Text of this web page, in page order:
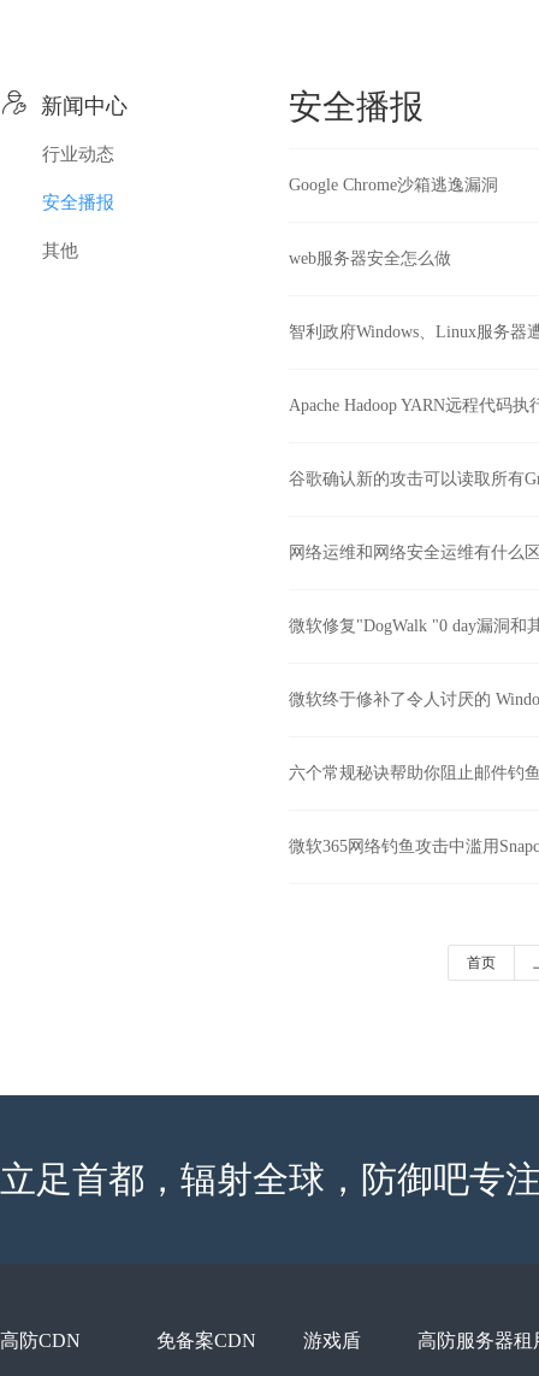
 新闻中心
行业动态
安全播报
其他
安全播报
Google Chrome沙箱逃逸漏洞
web服务器安全怎么做
智利政府Windows、Linux服务器
Apache Hadoop YARN远程代码执
谷歌确认新的攻击可以读取所有
网络运维和网络安全运维有什么
微软修复"DogWalk "0 day漏洞和
微软终于修补了令人讨厌的
六个常规秘诀帮助你阻止邮件钓
微软365网络钓鱼攻击中滥用
首页
立足首都，辐射全球，防御吧专
高防CDN 免备案CDN 游戏盾 高防服务器租